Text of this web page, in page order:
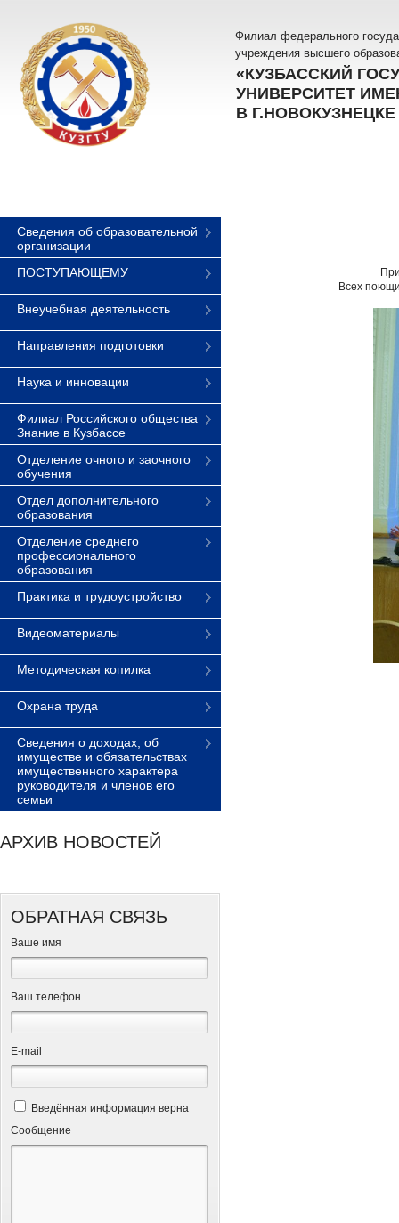
Филиал федерального
учреждения высшего
«КУЗБАССКИЙ
УНИВЕРСИТЕТ
В Г.НОВОКУЗНЕЦКЕ
Сведения об образовательной
организации
ПОСТУПАЮЩЕМУ
Внеучебная деятельность
Направления подготовки
Наука и инновации
Филиал Российского общества
Знание в Кузбассе
Отделение очного и заочного
обучения
Отдел дополнительного
образования
Отделение среднего
профессионального
образования
Практика и трудоустройство
Видеоматериалы
Методическая копилка
Охрана труда
Сведения о доходах, об
имуществе и обязательствах
имущественного характера
руководителя и членов его
семьи
АРХИВ НОВОСТЕЙ
ОБРАТНАЯ СВЯЗЬ
Ваше имя
Ваш телефон
Е-mail
Введённая информация верна
Сообщение
Всех